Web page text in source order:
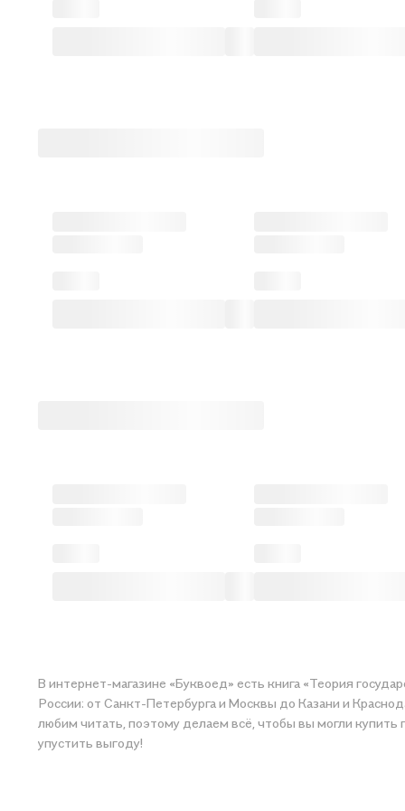
В интернет-магазине «Буквоед» есть книга «Теория
России: от Санкт-Петербурга и Москвы до Казани и
любим читать, поэтому делаем всё, чтобы вы могли купить понравившуюся историю по приятной цене. Например, организуем конкурсы и проводим акции. Оставайтесь с нами, чтобы не
упустить выгоду!